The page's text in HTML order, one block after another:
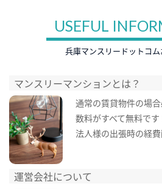
USEFUL
兵庫マンスリードットコ
マンスリーマンションとは？
通常の賃貸物件の場
数料がすべて無料です
法人様の出張時の経
運営会社について